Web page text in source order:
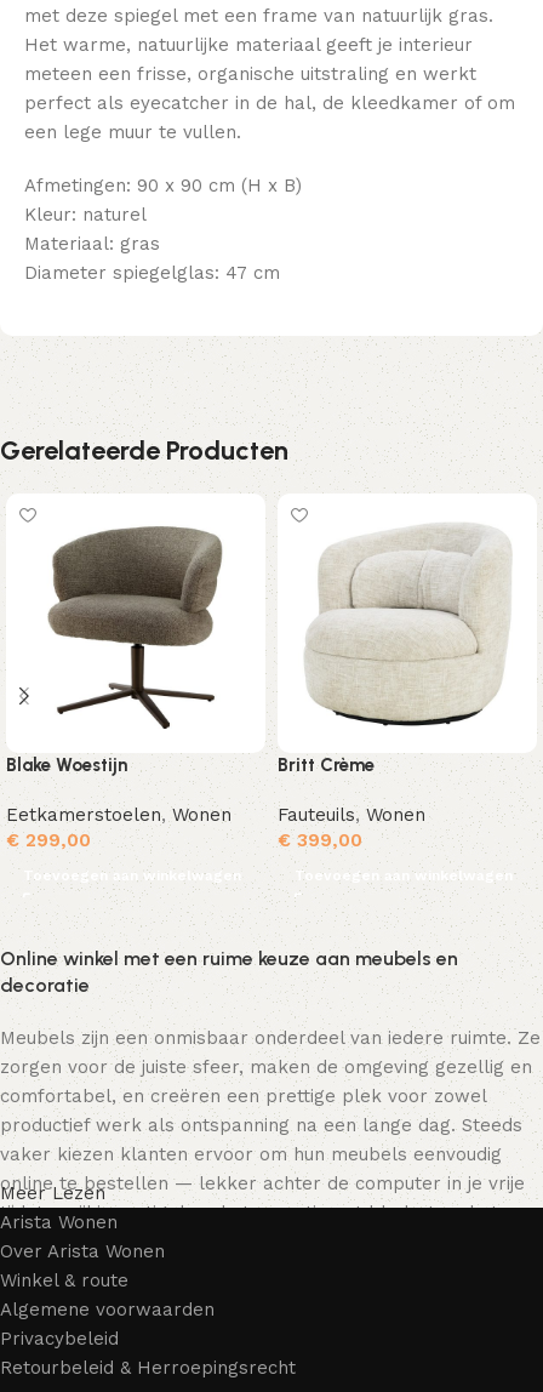
met deze spiegel met een frame van natuurlijk gras.
Het warme, natuurlijke materiaal geeft je interieur
meteen een frisse, organische uitstraling en werkt
perfect als eyecatcher in de hal, de kleedkamer of om
een lege muur te vullen.
Afmetingen: 90 x 90 cm (H x B)
Kleur: naturel
Materiaal: gras
Diameter spiegelglas: 47 cm
Gerelateerde Producten
Blake Woestijn
Eetkamerstoelen,Wonen
€299,00
Toevoegen aan winkelwagen
Britt Crème
Fauteuils, Wonen
€ 399,00
Toevoegen aan winkelwagen
Online winkel met een ruime keuze aan meubels en
decoratie
Meubels zijn een onmisbaar onderdeel van iedere ruimte. Ze
zorgen voor de juiste sfeer, maken de omgeving gezellig en
comfortabel, en creëren een prettige plek voor zowel
productief werk als ontspanning na een lange dag. Steeds
vaker kiezen klanten ervoor om hun meubels eenvoudig
online te bestellen — lekker achter de computer in je vrije
tijd, terwijl je rustig door het assortiment bladert en het
meubelstuk kiest dat bij je past. Onze online winkel biedt
een uitgebreide catalogus met meubels voor zowel thuis als
kantoor.
Meubelproductie is een moderne vorm van kunst
Meer Lezen
Arista Wonen
Over Arista Wonen
Winkel & route
Algemene voorwaarden
Privacybeleid
Retourbeleid & Herroepingsrecht